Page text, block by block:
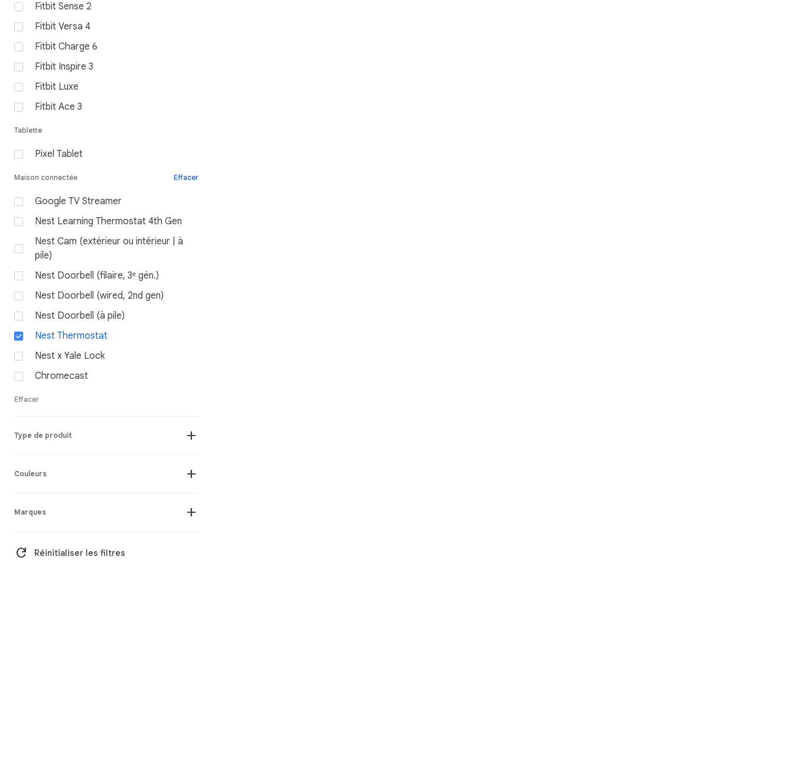
Fitbit Sense 2
Fitbit Versa 4
Fitbit Charge 6
Fitbit Inspire 3
Fitbit Luxe
Fitbit Ace 3
Tablette
Pixel Tablet
Maison connectée Effacer
Google TV Streamer
Nest Learning Thermostat 4th Gen
Nest Cam (extérieur ou intérieur | à
pile)
Nest Doorbell (filaire, 3ᵉ gén.)
Nest Doorbell (wired, 2nd gen)
Nest Doorbell (à pile)
Nest Thermostat
Nest x Yale Lock
Chromecast
Effacer
Type de produit add
Couleurs add
Marques add
refresh Réinitialiser les filtres